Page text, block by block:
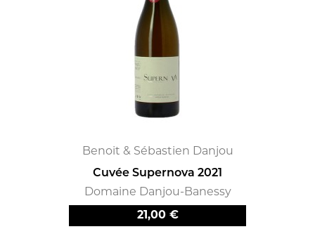
Benoit & Sébastien Danjou
Cuvée Supernova 2021
Domaine Danjou-Banessy
Prix
21,00 €